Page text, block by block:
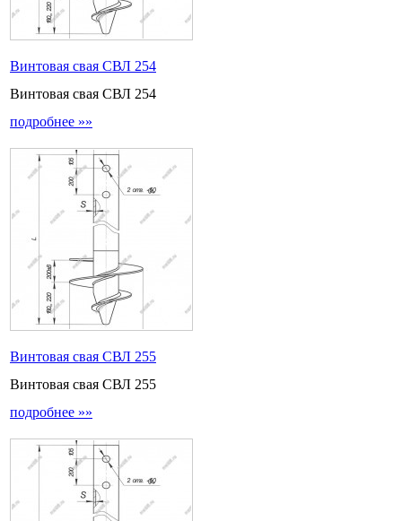
Винтовая свая СВЛ 254
Винтовая свая СВЛ 254
подробнее »»
Винтовая свая СВЛ 255
Винтовая свая СВЛ 255
подробнее »»